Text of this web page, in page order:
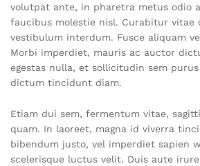
volutpat ante, in pharetra metus odio
faucibus molestie nisl. Curabitur vitae
vestibulum interdum. Fusce aliquam
Morbi imperdiet, mauris ac auctor
egestas nulla, et sollicitudin sem
dictum tincidunt diam.
Etiam dui sem, fermentum vitae,
quam. In laoreet, magna id viverra
bibendum justo, vel imperdiet sapien
scelerisque luctus velit. Duis aute